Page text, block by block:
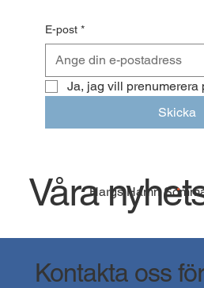
Kontakta oss
E-post *
Ja, jag vill prenumerera
Skicka
VåraHargs Hamn